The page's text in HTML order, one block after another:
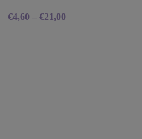
€4,60 – €21,00